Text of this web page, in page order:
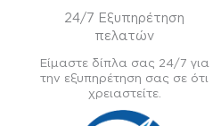
24/7 Εξυπηρέτηση
πελατών
Είμαστε δίπλα σας 24/7 για
την εξυπηρέτηση σας σε ότι
χρειαστείτε.